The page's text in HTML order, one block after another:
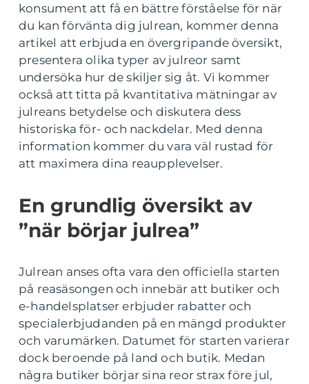
konsument att få en bättre förståelse för när
du kan förvänta dig julrean, kommer denna
artikel att erbjuda en övergripande översikt,
presentera olika typer av julreor samt
undersöka hur de skiljer sig åt. Vi kommer
också att titta på kvantitativa mätningar av
julreans betydelse och diskutera dess
historiska för- och nackdelar. Med denna
information kommer du vara väl rustad för
att maximera dina reaupplevelser.
En grundlig översikt av
”när börjar julrea”
Julrean anses ofta vara den officiella starten
på reasäsongen och innebär att butiker och
e-handelsplatser erbjuder rabatter och
specialerbjudanden på en mängd produkter
och varumärken. Datumet för starten varierar
dock beroende på land och butik. Medan
några butiker börjar sina reor strax före jul,